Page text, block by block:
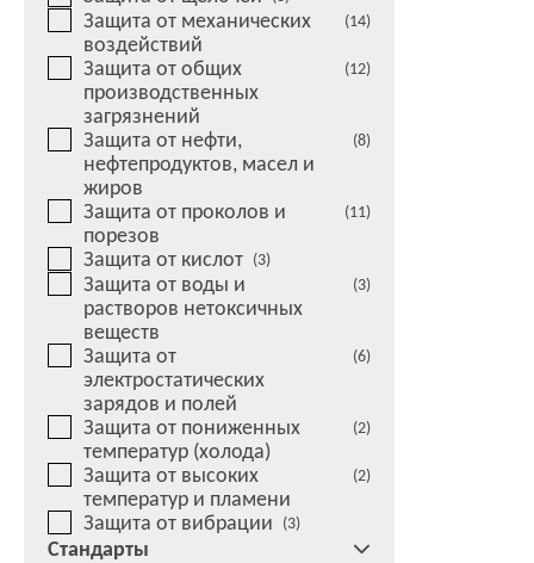
Защита от механических
воздействий
(14)
Защита от общих
производственных
загрязнений
(12)
Защита от нефти,
нефтепродуктов, масел и
жиров
(8)
Защита от проколов и
порезов
(11)
Защита от кислот (3)
Защита от воды и
растворов нетоксичных
веществ
(3)
Защита от
электростатических
зарядов и полей
(6)
Защита от пониженных
температур (холода)
(2)
Защита от высоких
температур и пламени
(2)
Защита от вибрации (3)
Стандарты